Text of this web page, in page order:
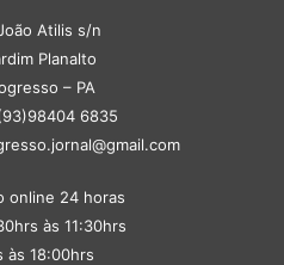
Atilis s/n
Planalto
– PA
6835
online 24 horas
às 11:30hrs
às 18:00hrs